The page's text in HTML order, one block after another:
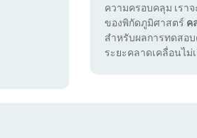
ความครอบคลุม เรา
ของพิกัดภูมิศาสตร์ ค
สำหรับผลการทดสอ
ระยะคลาดเคลื่อนไม่